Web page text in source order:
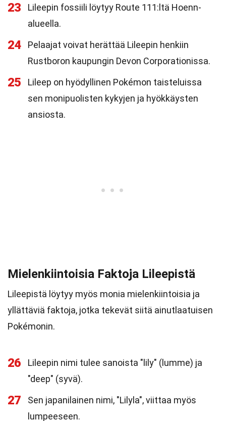
23
Lileepin fossiili löytyy Route 111:ltä Hoenn-
alueella.
24
Pelaajat voivat herättää Lileepin henkiin
Rustboron kaupungin Devon Corporationissa.
25
Lileep on hyödyllinen Pokémon taisteluissa
sen monipuolisten kykyjen ja hyökkäysten
ansiosta.
Mielenkiintoisia Faktoja Lileepistä
Lileepistä löytyy myös monia mielenkiintoisia ja
yllättäviä faktoja, jotka tekevät siitä ainutlaatuisen
Pokémonin.
26
Lileepin nimi tulee sanoista "lily" (lumme) ja
"deep" (syvä).
27
Sen japanilainen nimi, "Lilyla", viittaa myös
lumpeeseen.